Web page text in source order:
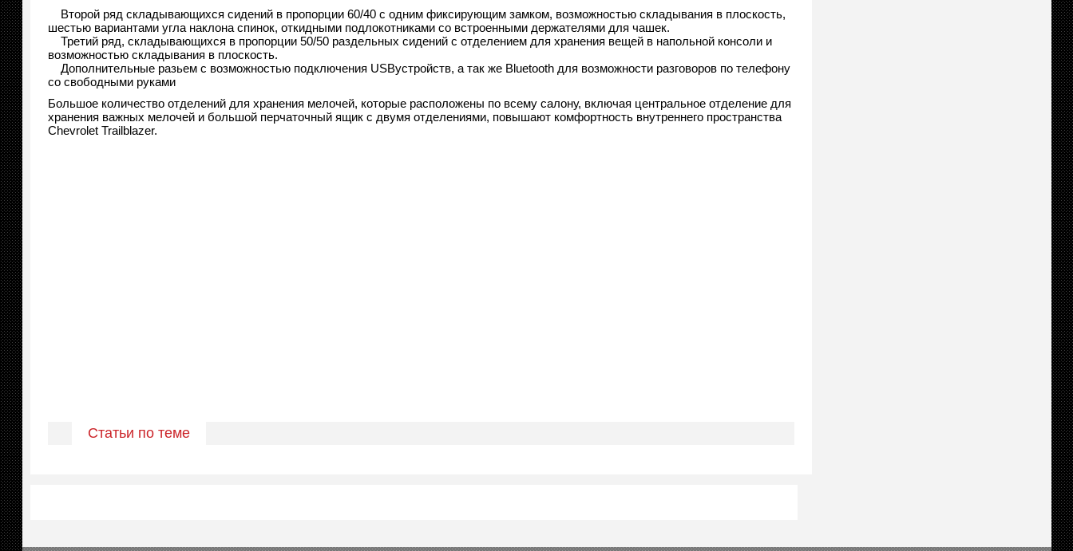
Второй ряд складывающихся сидений в пропорции 60/40 с одним фиксирующим замком, возможностью складывания в плоскость,
шестью вариантами угла наклона спинок, откидными подлокотниками со встроенными держателями для чашек.
Третий ряд, складывающихся в пропорции 50/50 раздельных сидений с отделением для хранения вещей в напольной консоли и
возможностью складывания в плоскость.
Дополнительные разьем с возможностью подключения USBустройств, а так же Bluetooth для возможности разговоров по телефону
со свободными руками
Большое количество отделений для хранения мелочей, которые расположены по всему салону, включая центральное отделение для
хранения важных мелочей и большой перчаточный ящик с двумя отделениями, повышают комфортность внутреннего пространства
Chevrolet Trailblazer.
Статьи по теме